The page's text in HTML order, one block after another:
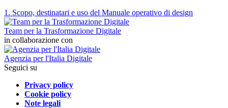
1. Scopo, destinatari e uso del Manuale operativo di design
Team per la Trasformazione Digitale
in collaborazione con
Agenzia per l'Italia Digitale
Seguici su
Privacy policy
Cookie policy
Note legali